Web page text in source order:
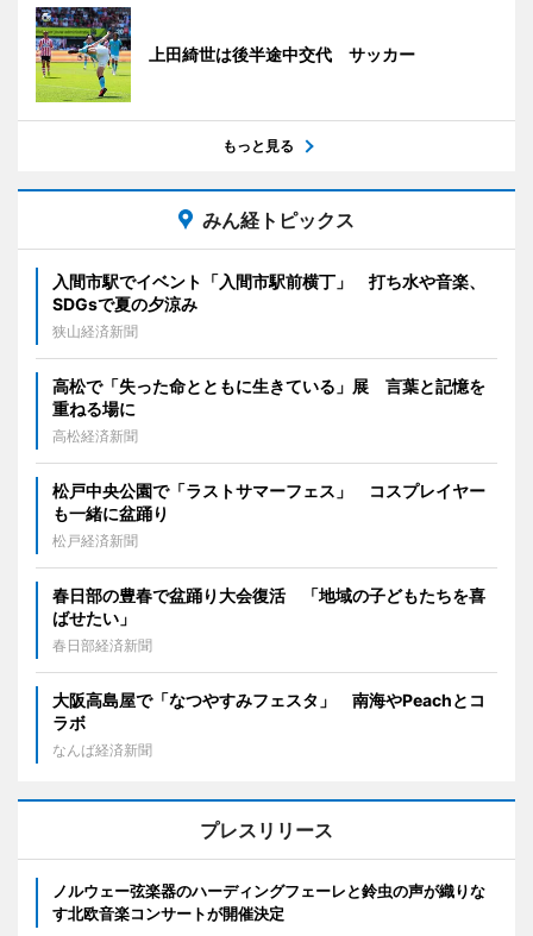
上田綺世は後半途中交代 サッカー
もっと見る
みん経トピックス
入間市駅でイベント「入間市駅前横丁」 打ち水や音楽、
SDGsで夏の夕涼み
狭山経済新聞
高松で「失った命とともに生きている」展 言葉と記憶を
重ねる場に
高松経済新聞
松戸中央公園で「ラストサマーフェス」 コスプレイヤー
も一緒に盆踊り
松戸経済新聞
春日部の豊春で盆踊り大会復活 「地域の子どもたちを喜
ばせたい」
春日部経済新聞
大阪高島屋で「なつやすみフェスタ」 南海やPeachとコ
ラボ
なんば経済新聞
プレスリリース
ノルウェー弦楽器のハーディングフェーレと鈴虫の声が織りな
す北欧音楽コンサートが開催決定